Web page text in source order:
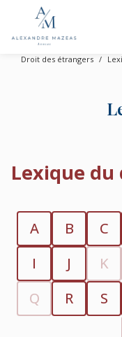
Droit des étrangers
Lexique
A B C
I
J K
Q
R S